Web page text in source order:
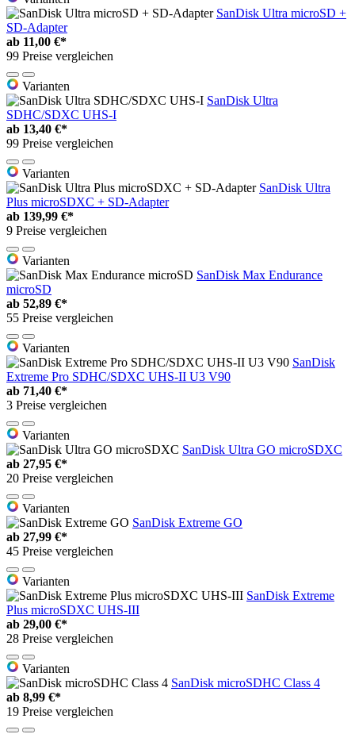
SanDisk Ultra microSD +
SD-Adapter
ab 11,00 €*
99 Preise vergleichen
Varianten
SanDisk Ultra
SDHC/SDXC UHS-I
ab 13,40 €*
99 Preise vergleichen
Varianten
SanDisk Ultra
Plus microSDXC + SD-Adapter
ab 139,99 €*
9 Preise vergleichen
Varianten
SanDisk Max Endurance
microSD
ab 52,89 €*
55 Preise vergleichen
Varianten
SanDisk
Extreme Pro SDHC/SDXC UHS-II U3 V90
ab 71,40 €*
3 Preise vergleichen
Varianten
SanDisk Ultra GO microSDXC
ab 27,95 €*
20 Preise vergleichen
Varianten
SanDisk Extreme GO
ab 27,99 €*
45 Preise vergleichen
Varianten
SanDisk Extreme
Plus microSDXC UHS-III
ab 29,00 €*
28 Preise vergleichen
Varianten
SanDisk microSDHC Class 4
ab 8,99 €*
19 Preise vergleichen